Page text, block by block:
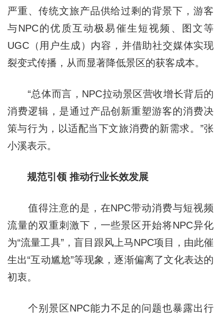
严重、传统文旅产品供给过剩的背景下，游客
与NPC的优质互动极易催生短视频、图文等
UGC（用户生成）内容，并借助社交媒体实现
裂变式传播，从而显著降低景区的获客成本。
“总体而言，NPC拉动景区营收增长背后的
消费逻辑，是通过产品创新重塑游客的消费决
策与行为，以适配当下文旅消费的新需求。”张
小溪表示。
规范引领 推动行业长效发展
值得注意的是，在NPC带动消费与短视频
流量的双重刺激下，一些景区开始将NPC异化
为“流量工具”，盲目跟风上马NPC项目，由此催
生出“互动尴尬”等现象，逐渐偏离了文化表达的
初衷。
个别景区NPC能力不足的问题也暴露出行